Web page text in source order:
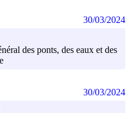
des ponts, des eaux et des
30/03/2024
30/03/2024